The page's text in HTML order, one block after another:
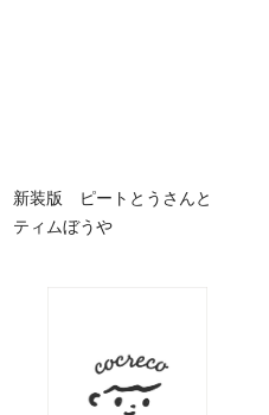
新装版 ピートとうさんと
ティムぼうや